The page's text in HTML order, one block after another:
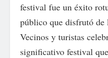
festival fue un éxito
público que disfrutó
Vecinos y turistas
significativo festival